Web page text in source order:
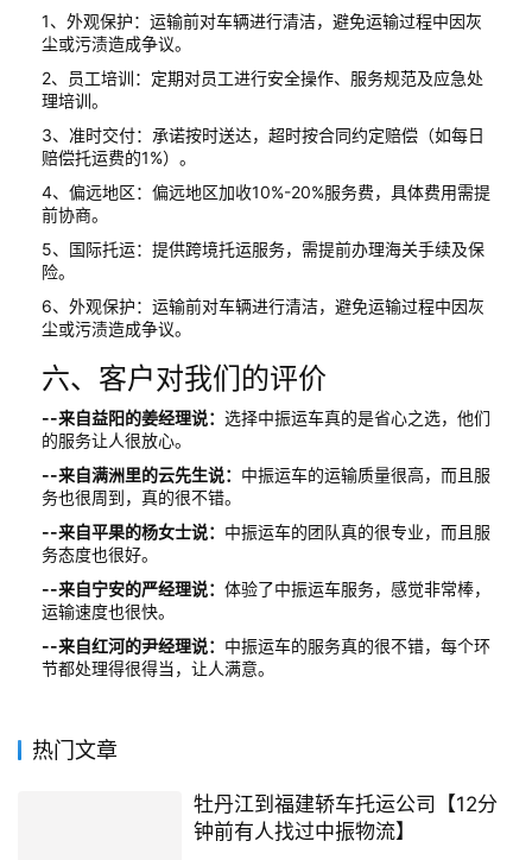
1、外观保护：运输前对车辆进行清洁，避免运输过程中因灰
尘或污渍造成争议。
2、员工培训：定期对员工进行安全操作、服务规范及应急处
理培训。
3、准时交付：承诺按时送达，超时按合同约定赔偿（如每日
赔偿托运费的1%）。
4、偏远地区：偏远地区加收10%-20%服务费，具体费用需提
前协商。
5、国际托运：提供跨境托运服务，需提前办理海关手续及保
险。
6、外观保护：运输前对车辆进行清洁，避免运输过程中因灰
尘或污渍造成争议。
六、客户对我们的评价
--来自益阳的姜经理说： 选择中振运车真的是省心之选，他们
的服务让人很放心。
--来自满洲里的云先生说： 中振运车的运输质量很高，而且服
务也很周到，真的很不错。
--来自平果的杨女士说： 中振运车的团队真的很专业，而且服
务态度也很好。
--来自宁安的严经理说： 体验了中振运车服务，感觉非常棒，
运输速度也很快。
--来自红河的尹经理说： 中振运车的服务真的很不错，每个环
节都处理得很得当，让人满意。
热门文章
牡丹江到福建轿车托运公司【12分
钟前有人找过中振物流】